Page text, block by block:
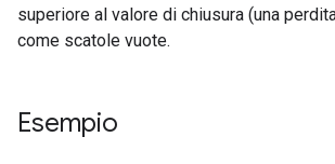
superiore al valore di chiusura (una
come scatole vuote.
Esempio